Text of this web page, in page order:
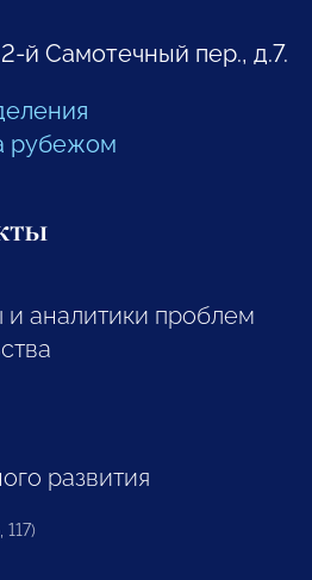
й Самотечный пер., д.7.
рубежом
и аналитики проблем
развития
117)